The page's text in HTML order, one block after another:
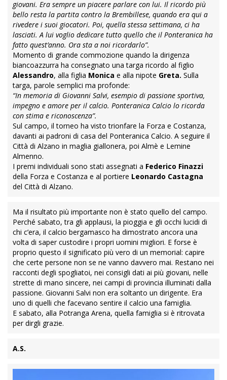
giovani. Era sempre un piacere parlare con lui. Il ricordo più
bello resta la partita contro la Brembillese, quando era qui a
rivedere i suoi giocatori. Poi, quella stessa settimana, ci ha
lasciati. A lui voglio dedicare tutto quello che il Ponteranica ha
fatto quest’anno. Ora sta a noi ricordarlo”.
Momento di grande commozione quando la dirigenza
biancoazzurra ha consegnato una targa ricordo al figlio
Alessandro, alla figlia Monica e alla nipote Greta. Sulla
targa, parole semplici ma profonde:
“In memoria di Giovanni Salvi, esempio di passione sportiva,
impegno e amore per il calcio. Ponteranica Calcio lo ricorda
con stima e riconoscenza”.
Sul campo, il torneo ha visto trionfare la Forza e Costanza,
davanti ai padroni di casa del Ponteranica Calcio. A seguire il
Città di Alzano in maglia giallonera, poi Almè e Lemine
Almenno.
I premi individuali sono stati assegnati a Federico Finazzi
della Forza e Costanza e al portiere Leonardo Castagna
del Città di Alzano.
Ma il risultato più importante non è stato quello del campo.
Perché sabato, tra gli applausi, la pioggia e gli occhi lucidi di
chi c’era, il calcio bergamasco ha dimostrato ancora una
volta di saper custodire i propri uomini migliori. E forse è
proprio questo il significato più vero di un memorial: capire
che certe persone non se ne vanno davvero mai. Restano nei
racconti degli spogliatoi, nei consigli dati ai più giovani, nelle
strette di mano sincere, nei campi di provincia illuminati dalla
passione. Giovanni Salvi non era soltanto un dirigente. Era
uno di quelli che facevano sentire il calcio una famiglia.
E sabato, alla Potranga Arena, quella famiglia si è ritrovata
per dirgli grazie.
A.S.